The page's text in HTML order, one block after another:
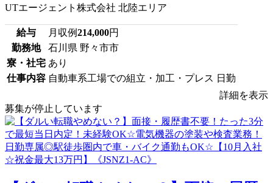
UTエージェント株式会社 北陸エリア
給与 月収例214,000円
勤務地
石川県 野々市市
寮・社宅 あり
仕事内容 自動車系工場での組立・加工・プレス 日勤
詳細を表示
募集が停止しています